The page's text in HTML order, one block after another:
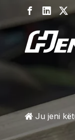
Ju jeni